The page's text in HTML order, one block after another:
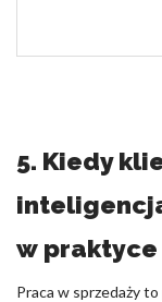
5. Kiedy
w
Praca w sprzedaży